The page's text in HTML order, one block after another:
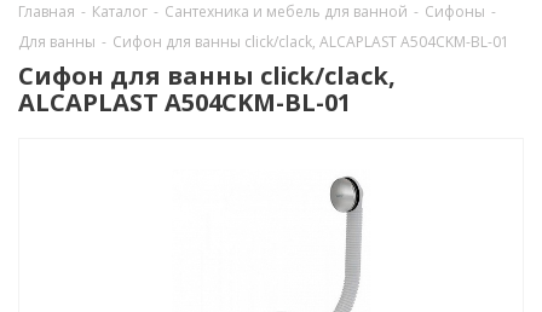
Главная - Каталог - Сантехника и мебель для ванной - Сифоны -
Для ванны - Сифон для ванны click/clack, ALCAPLAST A504CKM-BL-01
Сифон для ванны click/clack,
ALCAPLAST A504CKM-BL-01